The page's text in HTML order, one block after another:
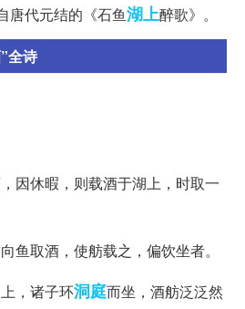
唐代元结的《石鱼湖上醉歌》。
全诗
因休暇，则载酒于湖上，时取一
鱼取酒，使舫载之，偏饮坐者。
，诸子环洞庭而坐，酒舫泛泛然